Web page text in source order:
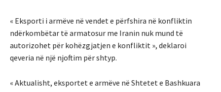
« Eksporti i armëve në vendet e përfshira në konfliktin
ndërkombëtar të armatosur me Iranin nuk mund të
autorizohet për kohëzgjatjen e konfliktit », deklaroi
qeveria në një njoftim për shtyp.
« Aktualisht, eksportet e armëve në Shtetet e Bashkuara